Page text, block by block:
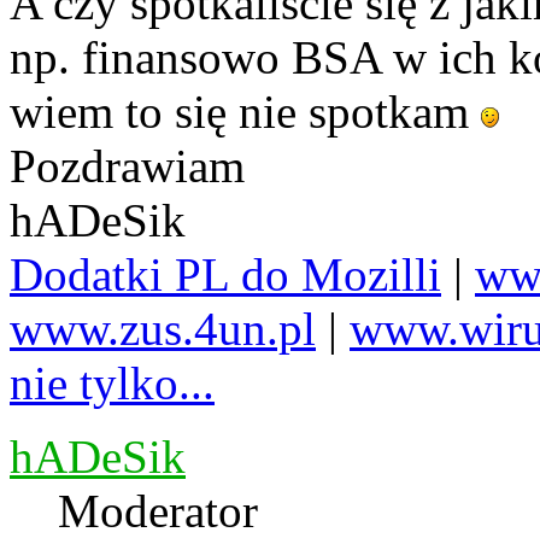
np. finansowo BSA w ich
wiem to się nie spotkam
Pozdrawiam
hADeSik
Dodatki PL do Mozilli |
www.zus.4un.pl |
nie tylko...
hADeSik
Moderator